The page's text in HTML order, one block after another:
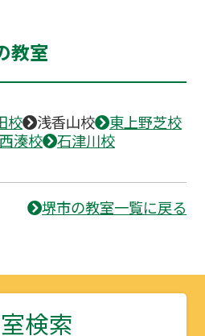
教室
校 浅香山校
東上野芝校
湊校
石津川校
堺市の教室一覧に戻る
検索